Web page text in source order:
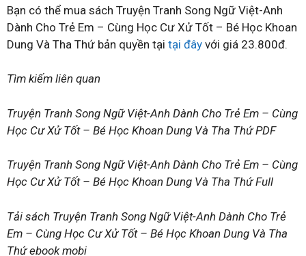
Bạn có thể mua sách Truyện Tranh Song Ngữ Việt-Anh
Dành Cho Trẻ Em – Cùng Học Cư Xử Tốt – Bé Học Khoan
Dung Và Tha Thứ bản quyền tại tại đây với giá 23.800đ.
Tìm kiếm liên quan
Truyện Tranh Song Ngữ Việt-Anh Dành Cho Trẻ Em – Cùng
Học Cư Xử Tốt – Bé Học Khoan Dung Và Tha Thứ PDF
Truyện Tranh Song Ngữ Việt-Anh Dành Cho Trẻ Em – Cùng
Học Cư Xử Tốt – Bé Học Khoan Dung Và Tha Thứ Full
Tải sách Truyện Tranh Song Ngữ Việt-Anh Dành Cho Trẻ
Em – Cùng Học Cư Xử Tốt – Bé Học Khoan Dung Và Tha
Thứ ebook mobi